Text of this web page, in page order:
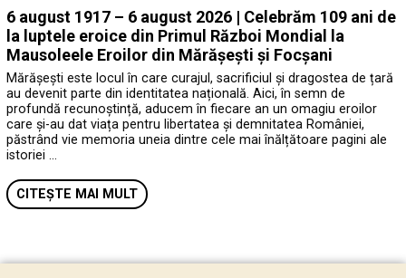
6 august 1917 – 6 august 2026 | Celebrăm 109 ani de
la luptele eroice din Primul Război Mondial la
Mausoleele Eroilor din Mărășești și Focșani
Mărășești este locul în care curajul, sacrificiul și dragostea de țară
au devenit parte din identitatea națională. Aici, în semn de
profundă recunoștință, aducem în fiecare an un omagiu eroilor
care și-au dat viața pentru libertatea și demnitatea României,
păstrând vie memoria uneia dintre cele mai înălțătoare pagini ale
istoriei …
CITEȘTE MAI MULT